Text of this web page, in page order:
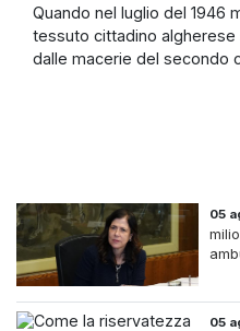
Quando nel luglio del 1946
tessuto cittadino algherese
dalle macerie del secondo
05
05